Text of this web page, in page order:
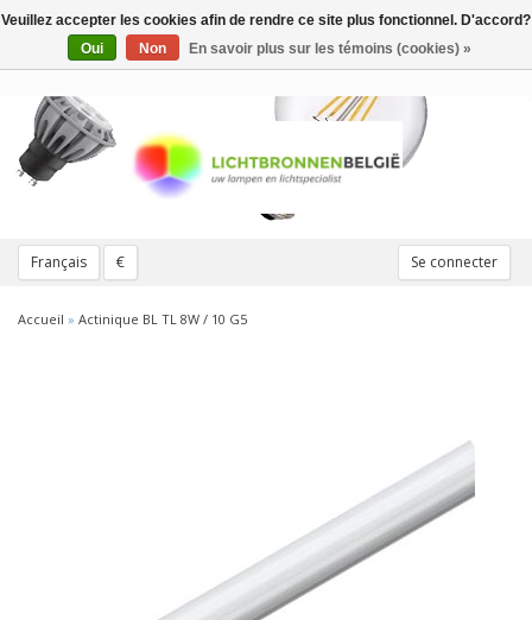
Français € Se connecter
Toggle
navigation
Accueil » Actinique BL TL 8W / 10 G5
Veuillez accepter les cookies afin de rendre ce site plus fonctionnel. D'accord?
Oui
Non En savoir plus sur les témoins (cookies) »